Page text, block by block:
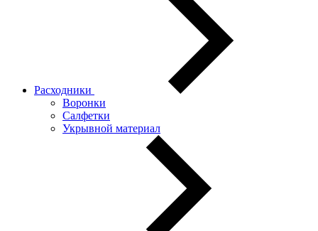
Расходники
Воронки
Салфетки
Укрывной материал